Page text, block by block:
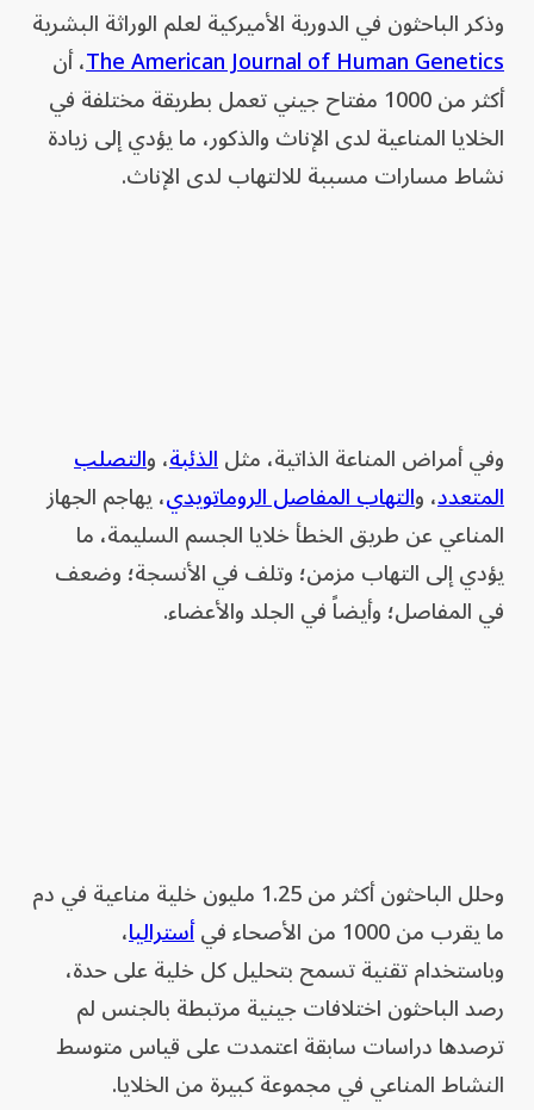
وذكر الباحثون في الدورية الأميركية ⁠لعلم الوراثة البشرية
The American Journal of Human Genetics، أن
أكثر من 1000 مفتاح جيني تعمل بطريقة مختلفة في
الخلايا المناعية لدى الإناث والذكور، ما يؤدي إلى ​زيادة
نشاط مسارات مسببة للالتهاب لدى ⁠الإناث.
وفي أمراض المناعة الذاتية، مثلالذئبة، والتصلب
المتعدد، والتهاب المفاصل الروماتويدي، يهاجم الجهاز
المناعي عن طريق الخطأ خلايا الجسم السليمة، ما
يؤدي إلى التهاب مزمن؛ وتلف في الأنسجة؛ وضعف
في المفاصل؛ وأيضاً في الجلد والأعضاء.
وحلل الباحثون أكثر من 1.25 مليون خلية مناعية في دم
ما يقرب من 1000 من الأصحاء في
أستراليا، ​
وباستخدام تقنية تسمح بتحليل كل خلية على حدة،
رصد الباحثون اختلافات جينية مرتبطة بالجنس لم
ترصدها دراسات سابقة اعتمدت على قياس متوسط
النشاط المناعي في مجموعة كبيرة من الخلايا.